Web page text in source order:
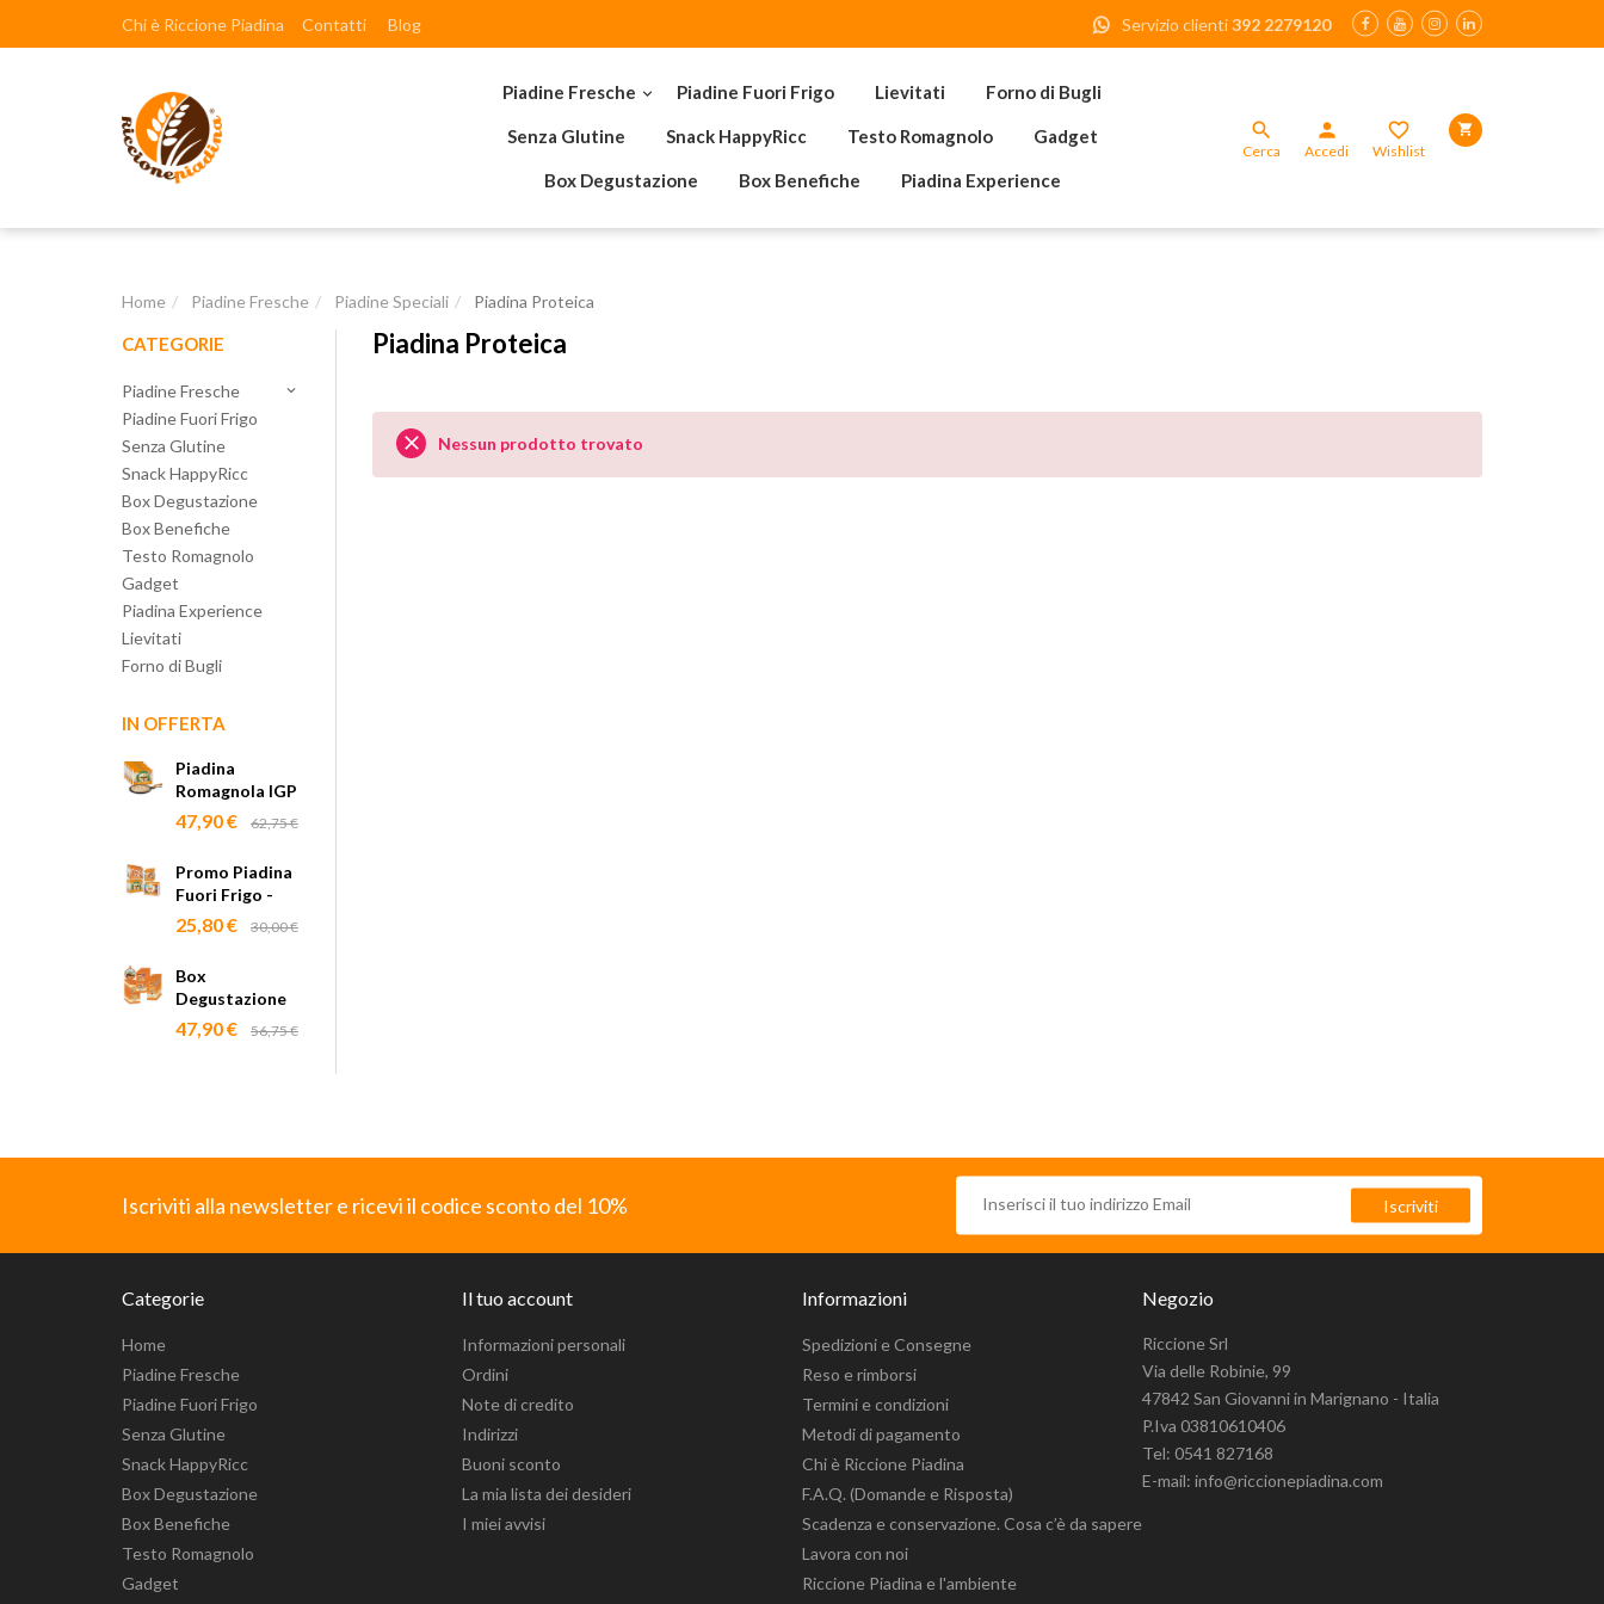
Chi è Riccione Piadina Contatti Servizio clienti392 2279120
Blog

Piadine Fresche Piadine Fuori Frigo Lievitati Forno di Bugli
Senza Glutine Snack HappyRicc Testo Romagnolo Gadget
Box Degustazione Box Benefiche Piadina Experience


Wishlist
person
Accedi

Cerca
Home Piadine Fresche Piadine Speciali Piadina Proteica
CATEGORIE
Piadine Fresche keyboard_arrow_down
Piadine Fuori Frigo
Senza Glutine
Snack HappyRicc
Box Degustazione
Box Benefiche
Testo Romagnolo
Gadget
Piadina Experience
Lievitati
Forno di Bugli
IN OFFERTA
Piadina
Romagnola IGP
all'olio evo
Fuori Frigo con
Romagnolo
47,90 € 62,75 €
Promo Piadina
Fuori Frigo -
spedizione
gratuita
25,80 € 30,00 €
Box
Degustazione
Pinse -
Spedizione
47,90 € 56,75 €
Piadina Proteica
 Nessun prodotto trovato
Iscriviti alla newsletter e ricevi il codice sconto del 10%
Categorie
Home
Piadine Fresche
Piadine Fuori Frigo
Senza Glutine
Snack HappyRicc
Box Degustazione
Box Benefiche
Testo Romagnolo
Gadget
Il tuo account
Informazioni personali
Ordini
Note di credito
Indirizzi
Buoni sconto
La mia lista dei desideri
I miei avvisi
Informazioni
Spedizioni e Consegne
Reso e rimborsi
Termini e condizioni
Metodi di pagamento
Chi è Riccione Piadina
F.A.Q. (Domande e Risposta)
Scadenza e conservazione. Cosa c’è da sapere
Lavora con noi
Riccione Piadina e l'ambiente
Negozio
Riccione Srl
Via delle Robinie, 99
47842 San Giovanni in Marignano - Italia
P.Iva 03810610406
Tel: 0541 827168
E-mail: info@riccionepiadina.com